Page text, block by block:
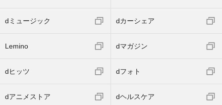
dミュージック dカーシェア
Lemino dマガジン
dヒッツ dフォト
dアニメストア dヘルスケア